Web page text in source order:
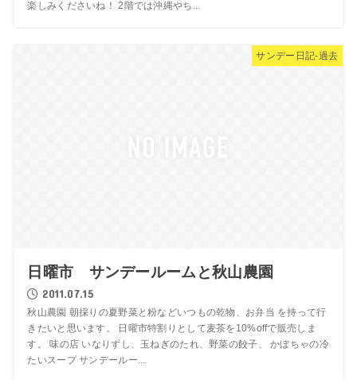
楽しみくださいね！ 2階では沖縄やち...
サンデー日記-過去
日曜市 サンデールームと秋山農園
2011.07.15
秋山農園 朝採りの夏野菜と粉などいつもの乾物、お弁当 を持って行
きたいと思います。 日曜市特割りとして麦茶を10%offで販売しま
す。 味の店 いなりずし、玉ねぎのたれ、野菜の餃子、 かぼちゃの冷
たいスープ サンデールー...